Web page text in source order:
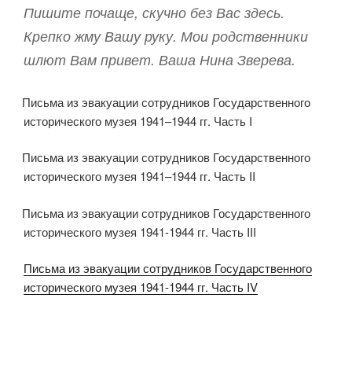
Пишите почаще, скучно без Вас здесь.
Крепко жму Вашу руку. Мои родственники
шлют Вам привет. Ваша Нина Зверева.
Письма из эвакуации сотрудников Государственного
исторического музея 1941–1944 гг. Часть I
Письма из эвакуации сотрудников Государственного
исторического музея 1941–1944 гг. Часть II
Письма из эвакуации сотрудников Государственного
исторического музея 1941-1944 гг. Часть III
Письма из эвакуации сотрудников Государственного
исторического музея 1941-1944 гг. Часть IV